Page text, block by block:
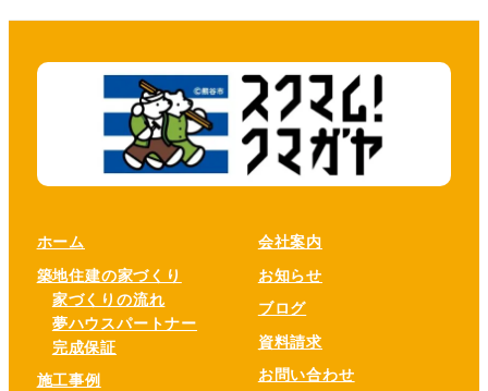
ホーム
築地住建の家づくり
家づくりの流れ
夢ハウスパートナー
完成保証
施工事例
会社案内
お知らせ
ブログ
資料請求
お問い合わせ